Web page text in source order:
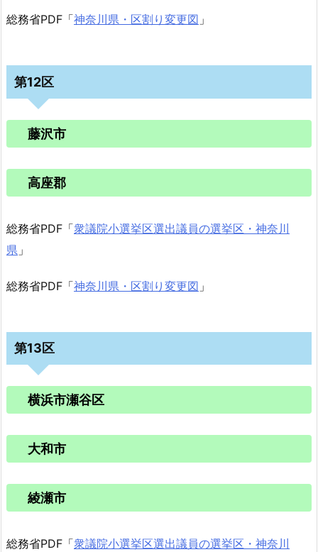
総務省PDF「神奈川県・区割り変更図 」
第12区
藤沢市
高座郡
総務省PDF「衆議院小選挙区選出議員の選挙区・神奈川
県 」
総務省PDF「神奈川県・区割り変更図 」
第13区
横浜市瀬谷区
大和市
綾瀬市
総務省PDF「衆議院小選挙区選出議員の選挙区・神奈川